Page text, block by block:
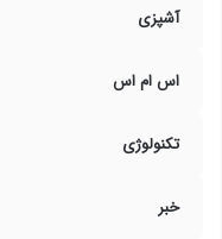
آشپزی
اس ام اس
تکنولوژی
خبر